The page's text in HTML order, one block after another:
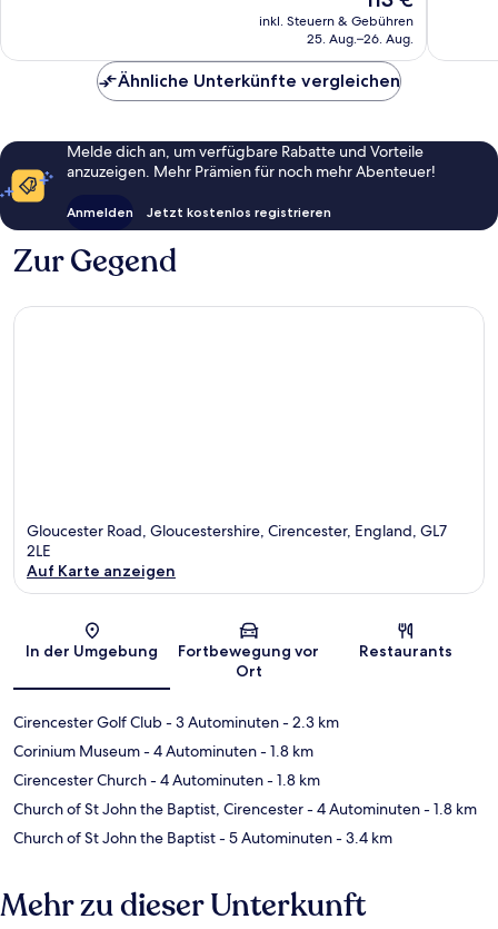
Preis
beträgt
inkl. Steuern & Gebühren
25. Aug.–26. Aug.
Ähnliche Unterkünfte vergleichen
Melde dich an, um verfügbare Rabatte und Vorteile
anzuzeigen. Mehr Prämien für noch mehr Abenteuer!
Anmelden Jetzt kostenlos registrieren
Zur Gegend
Gloucester Road, Gloucestershire, Cirencester, England, GL7
2LE
Auf Karte anzeigen
In der Umgebung
Fortbewegung vor
Ort
Restaurants
Cirencester Golf Club- 3 Autominuten- 2.3 km
Corinium Museum- 4 Autominuten- 1.8 km
Cirencester Church- 4 Autominuten- 1.8 km
Church of St John the Baptist, Cirencester- 4 Autominuten- 1.8 km
Church of St John the Baptist- 5 Autominuten- 3.4 km
Mehr zu dieser Unterkunft